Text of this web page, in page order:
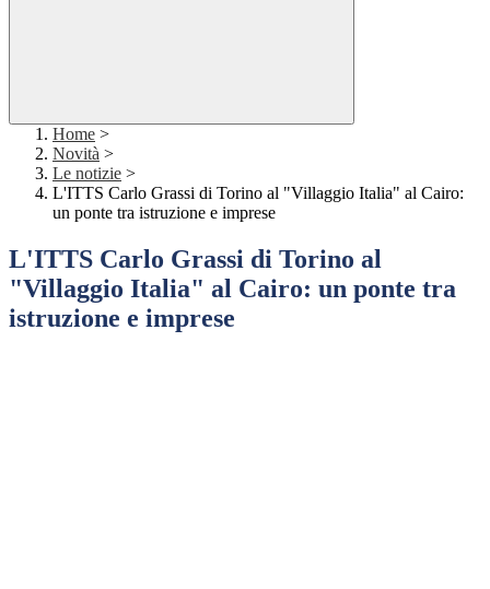
Home >
Novità >
Le notizie >
L'ITTS Carlo Grassi di Torino al "Villaggio Italia" al Cairo:
un ponte tra istruzione e imprese
L'ITTS Carlo Grassi di Torino al
"Villaggio Italia" al Cairo: un ponte tra
istruzione e imprese